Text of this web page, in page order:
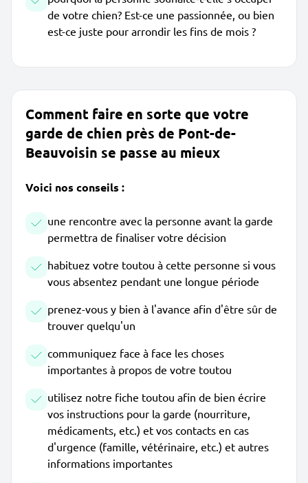
de votre chien? Est-ce une passionnée, ou bien
est-ce juste pour arrondir les fins de mois ?
Comment faire en sorte que votre
garde de chien près de Pont-de-
Beauvoisin se passe au mieux
Voici nos conseils :
une rencontre avec la personne avant la garde
permettra de finaliser votre décision
habituez votre toutou à cette personne si vous
vous absentez pendant une longue période
prenez-vous y bien à l'avance afin d'être sûr de
trouver quelqu'un
communiquez face à face les choses
importantes à propos de votre toutou
utilisez notre fiche toutou afin de bien écrire
vos instructions pour la garde (nourriture,
médicaments, etc.) et vos contacts en cas
d'urgence (famille, vétérinaire, etc.) et autres
informations importantes